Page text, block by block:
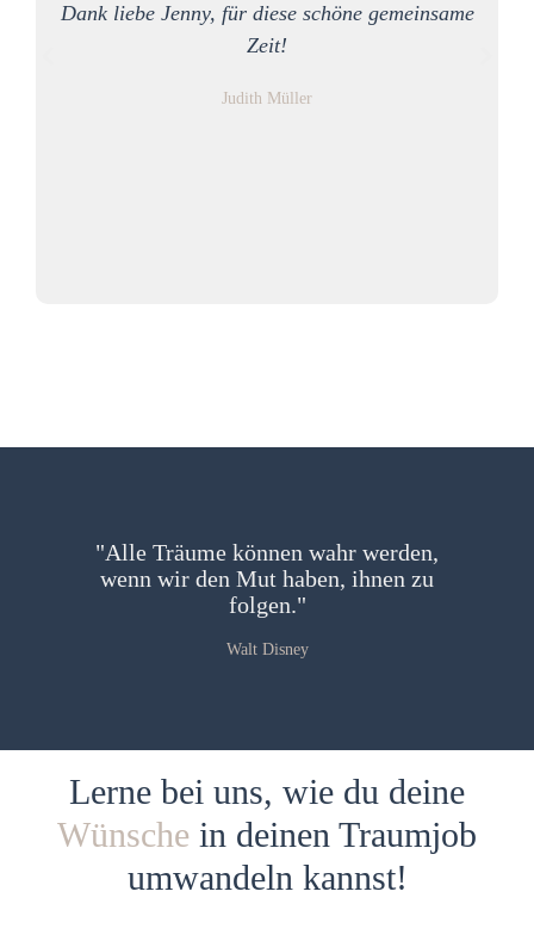
Dank liebe Jenny, für diese schöne gemeinsame
Zeit!
Judith Müller
"Alle Träume können wahr werden,
wenn wir den Mut haben, ihnen zu
folgen."
Walt Disney
Lerne bei uns, wie du deine
Wünsche in deinen Traumjob
umwandeln kannst!